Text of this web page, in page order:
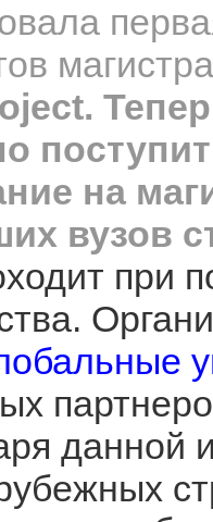
.
на
вузов
при
данной